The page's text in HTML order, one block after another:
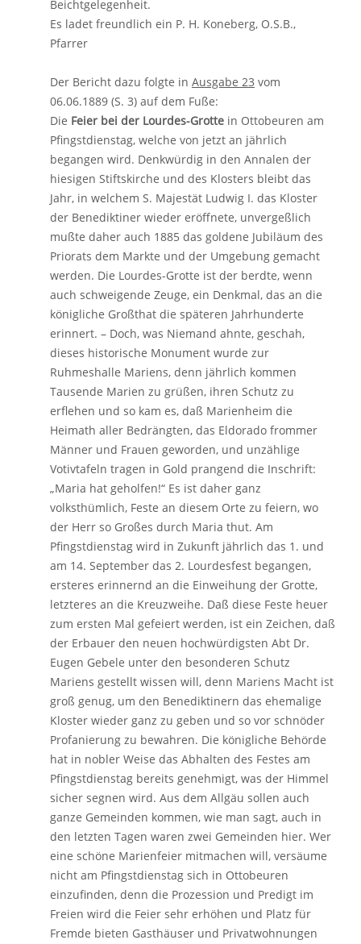
Beichtgelegenheit.
Es ladet freundlich ein P. H. Koneberg, O.S.B.,
Pfarrer
Der Bericht dazu folgte in Ausgabe 23 vom
06.06.1889 (S. 3) auf dem Fuße:
Die Feier bei der Lourdes-Grotte in Ottobeuren am
Pfingstdienstag, welche von jetzt an jährlich
begangen wird. Denkwürdig in den Annalen der
hiesigen Stiftskirche und des Klosters bleibt das
Jahr, in welchem S. Majestät Ludwig I. das Kloster
der Benediktiner wieder eröffnete, unvergeßlich
mußte daher auch 1885 das goldene Jubiläum des
Priorats dem Markte und der Umgebung gemacht
werden. Die Lourdes-Grotte ist der berdte, wenn
auch schweigende Zeuge, ein Denkmal, das an die
königliche Großthat die späteren Jahrhunderte
erinnert. – Doch, was Niemand ahnte, geschah,
dieses historische Monument wurde zur
Ruhmeshalle Mariens, denn jährlich kommen
Tausende Marien zu grüßen, ihren Schutz zu
erflehen und so kam es, daß Marienheim die
Heimath aller Bedrängten, das Eldorado frommer
Männer und Frauen geworden, und unzählige
Votivtafeln tragen in Gold prangend die Inschrift:
„Maria hat geholfen!“ Es ist daher ganz
volksthümlich, Feste an diesem Orte zu feiern, wo
der Herr so Großes durch Maria thut. Am
Pfingstdienstag wird in Zukunft jährlich das 1. und
am 14. September das 2. Lourdesfest begangen,
ersteres erinnernd an die Einweihung der Grotte,
letzteres an die Kreuzweihe. Daß diese Feste heuer
zum ersten Mal gefeiert werden, ist ein Zeichen, daß
der Erbauer den neuen hochwürdigsten Abt Dr.
Eugen Gebele unter den besonderen Schutz
Mariens gestellt wissen will, denn Mariens Macht ist
groß genug, um den Benediktinern das ehemalige
Kloster wieder ganz zu geben und so vor schnöder
Profanierung zu bewahren. Die königliche Behörde
hat in nobler Weise das Abhalten des Festes am
Pfingstdienstag bereits genehmigt, was der Himmel
sicher segnen wird. Aus dem Allgäu sollen auch
ganze Gemeinden kommen, wie man sagt, auch in
den letzten Tagen waren zwei Gemeinden hier. Wer
eine schöne Marienfeier mitmachen will, versäume
nicht am Pfingstdienstag sich in Ottobeuren
einzufinden, denn die Prozession und Predigt im
Freien wird die Feier sehr erhöhen und Platz für
Fremde bieten Gasthäuser und Privatwohnungen